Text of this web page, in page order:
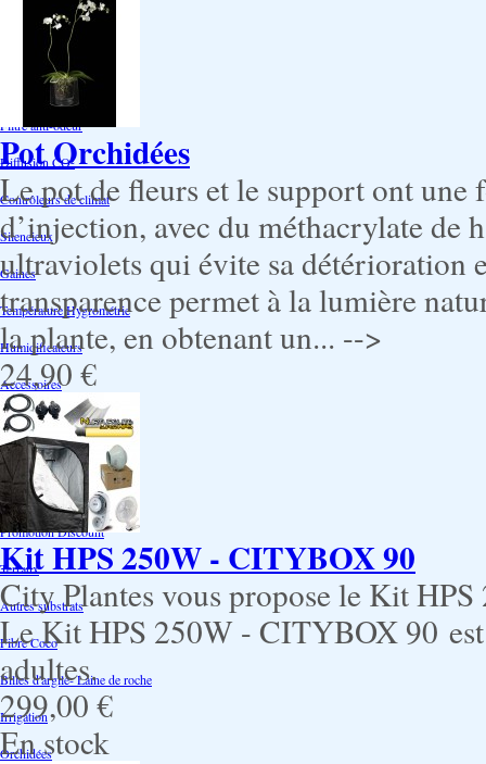
Extraction/Intraction
Ventilation
Ioniseur d'air -AirBulter
Filtre anti-odeur
Diffusion CO²
Contrôleurs de climat
Silencieux
Gaines
Température Hygrométrie
Humidificateurs
Accessoires
Pots - Substrats
Soucoupe
Air Pots originaux
Promotion Discount
Terraux
Autres substrats
Fibre Coco
Billes d'argile- Laine de roche
Irrigation
Orchidées
Pot Orchidées
Le pot de fleurs et le support ont une
d’injection, avec du méthacrylate de
ultraviolets qui évite sa détérioration
transparence permet à la lumière
la plante, en obtenant un... -->
24,90 €
Kit HPS 250W - CITYBOX 90
City Plantes vous propose le Kit
Le Kit HPS 250W - CITYBOX 90
adultes.
299,00 €
En stock